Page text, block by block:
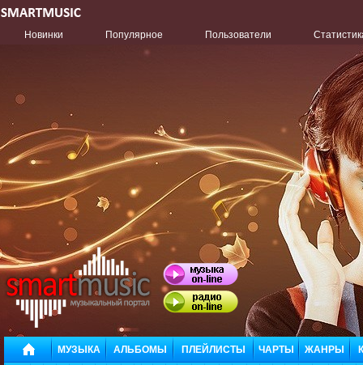
Новинки Популярное Пользователи
МУЗЫКА АЛЬБОМЫ ПЛЕЙЛИСТЫ ЧАРТЫ ЖАНРЫ